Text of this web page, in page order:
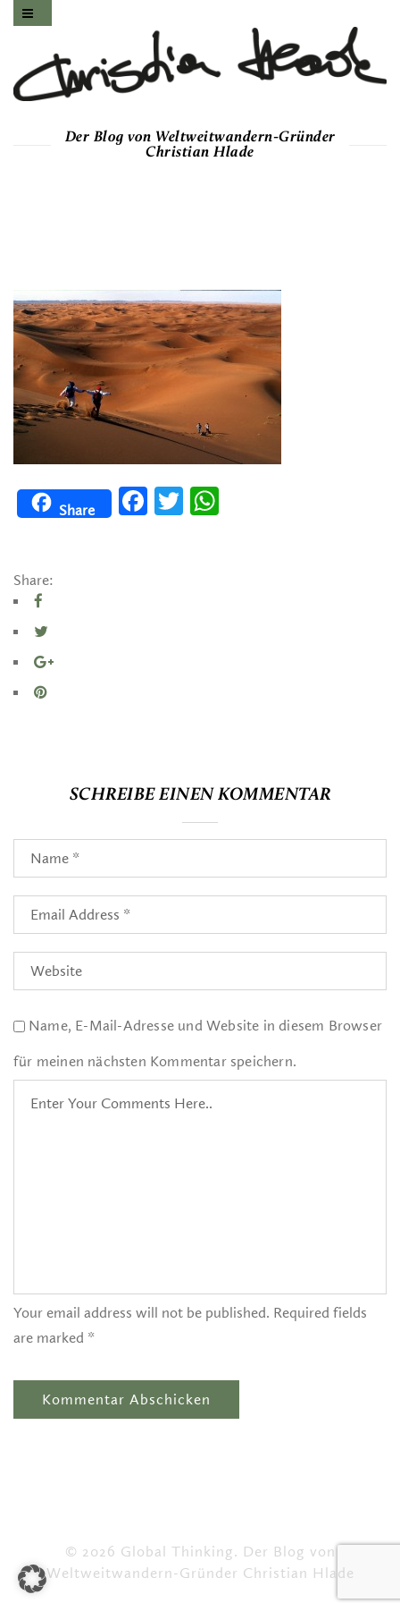
Der Blog von Weltweitwandern-Gründer
Christian Hlade
Share
FacebookTwitter
Share:
SCHREIBE EINEN KOMMENTAR
Name, E-Mail-Adresse und Website in diesem Browser
für meinen nächsten Kommentar speichern.
Your email address will not be published. Required fields
are marked *
© 2026 Global Thinking. Der Blog von
Weltweitwandern-Gründer Christian Hlade